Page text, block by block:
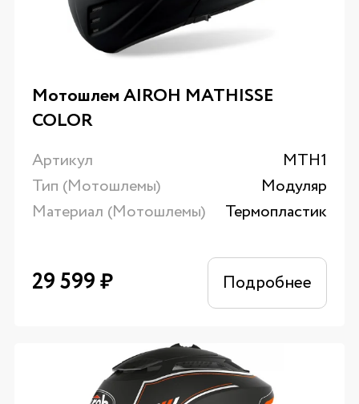
Мотошлем AIROH MATHISSE
COLOR
Артикул
MTH1
Тип (Мотошлемы)
Модуляр
Материал (Мотошлемы)
Термопластик
29 599₽ Подробнее